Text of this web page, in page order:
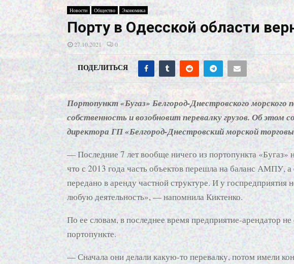
Новости Общество Экономика
Порту в Одесской области
27.10.2021 0
ПОДЕЛИТЬСЯ
Портопункт «Бугаз» Белгород-Днестровского морского
собственность и возобновит перевалку грузов. Об этом
директора ГП «Белгород-Днестровский морской
— Последние 7 лет вообще ничего из портопункта
что с 2013 года часть объектов перешла на баланс АМПУ,
передано в аренду частной структуре. И у
любую деятельность», — напомнила Киктенко.
По ее словам, в последнее время предприятие-арендатор
портопункте.
— Сначала они делали какую-то перевалку, потом имели